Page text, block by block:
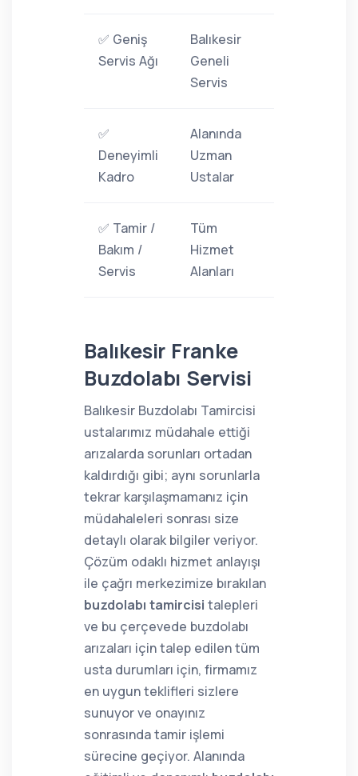
✅ Geniş
Servis Ağı
Balıkesir
Geneli
Servis
✅
Deneyimli
Kadro
Alanında
Uzman
Ustalar
✅ Tamir /
Bakım /
Servis
Tüm
Hizmet
Alanları
Balıkesir Franke
Buzdolabı Servisi
Balıkesir Buzdolabı Tamircisi
ustalarımız müdahale ettiği
arızalarda sorunları ortadan
kaldırdığı gibi; aynı sorunlarla
tekrar karşılaşmamanız için
müdahaleleri sonrası size
detaylı olarak bilgiler veriyor.
Çözüm odaklı hizmet anlayışı
ile çağrı merkezimize bırakılan
buzdolabı tamircisi talepleri
ve bu çerçevede buzdolabı
arızaları için talep edilen tüm
usta durumları için, firmamız
en uygun teklifleri sizlere
sunuyor ve onayınız
sonrasında tamir işlemi
sürecine geçiyor. Alanında